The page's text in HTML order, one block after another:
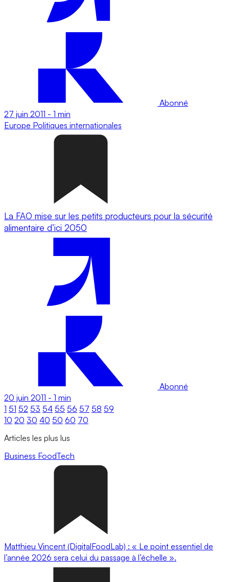
Abonné
27 juin 2011 - 1 min
Europe Politiques internationales
La FAO mise sur les petits producteurs pour la sécurité
alimentaire d’ici 2050
Abonné
20 juin 2011 - 1 min
1 51 52 53 54 55 56 57 58 59
10 20 30 40 50 60 70
Articles les plus lus
Business FoodTech
Matthieu Vincent (DigitalFoodLab) : « Le point essentiel de
l’année 2026 sera celui du passage à l’échelle ».